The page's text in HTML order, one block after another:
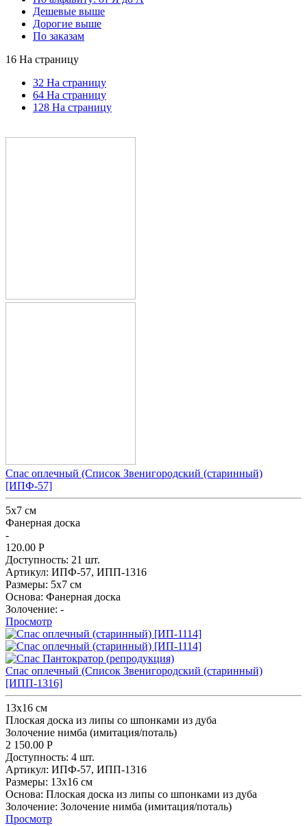
Дешевые выше
Дорогие выше
По заказам
16 На страницу
32 На страницу
64 На страницу
128 На страницу
Спас оплечный (Список Звенигородский (старинный)
[ИПФ-57]
5x7 см
Фанерная доска
-
120.00 Р
Доступность: 21 шт.
Артикул: ИПФ-57, ИПП-1316
Размеры: 5x7 см
Основа: Фанерная доска
Золочение: -
Просмотр
Спас оплечный (Список Звенигородский (старинный)
[ИПП-1316]
13x16 см
Плоская доска из липы со шпонками из дуба
Золочение нимба (имитация/поталь)
2 150.00 Р
Доступность: 4 шт.
Артикул: ИПФ-57, ИПП-1316
Размеры: 13x16 см
Основа: Плоская доска из липы со шпонками из дуба
Золочение: Золочение нимба (имитация/поталь)
Просмотр